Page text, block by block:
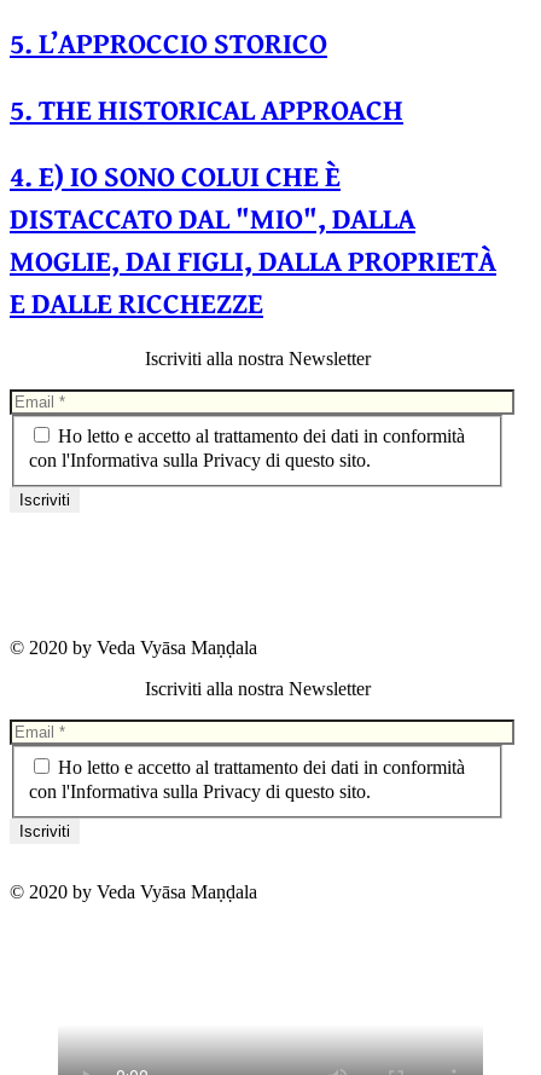
5. L’APPROCCIO STORICO
5. THE HISTORICAL APPROACH
4. E) IO SONO COLUI CHE È
DISTACCATO DAL "MIO", DALLA
MOGLIE, DAI FIGLI, DALLA PROPRIETÀ
E DALLE RICCHEZZE
Iscriviti alla nostra Newsletter
Ho letto e accetto al trattamento dei dati in conformità
con l'Informativa sulla Privacy di questo sito.
© 2020 by Veda Vyāsa Maṇḍala
Iscriviti alla nostra Newsletter
Ho letto e accetto al trattamento dei dati in conformità
con l'Informativa sulla Privacy di questo sito.
© 2020 by Veda Vyāsa Maṇḍala